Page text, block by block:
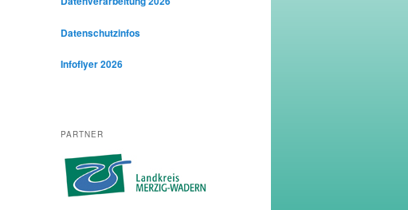
Datenschutzinfos
Infoflyer 2026
PARTNER